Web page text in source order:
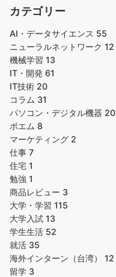
カテゴリー
AI・データサイエンス 55
ニューラルネットワーク 12
機械学習 13
IT・開発 61
IT技術 20
コラム 31
パソコン・デジタル機器 20
ポエム 8
マーケティング 2
仕事 7
住宅 1
勉強 1
商品レビュー 3
大学・学習 115
大学入試 13
学生生活 52
就活 35
海外インターン（台湾） 12
留学 3